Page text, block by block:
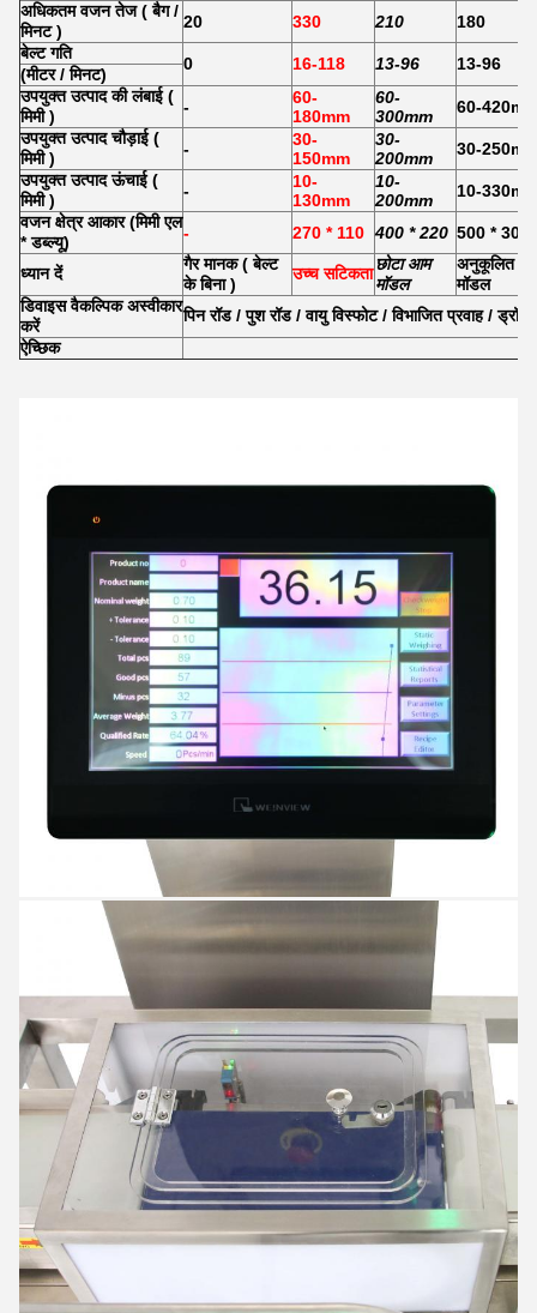
अधिकतम वजन तेज ( बैग /
मिनट ) 20 330 210
180
बेल्ट गति
0 16-118 13-96 13-96
(मीटर / मिनट)
उपयुक्त उत्पाद की लंबाई (
मिमी ) -
60-
180mm
60-
300mm
60-
उपयुक्त उत्पाद चौड़ाई (
मिमी ) -
30-
150mm
30-
200mm
30-
उपयुक्त उत्पाद ऊंचाई (
मिमी ) -
10-
130mm
10-
200mm
10-
वजन क्षेत्र आकार (मिमी एल
* डब्ल्यू)
- 270 * 110 400 * 220 500 * 300
ध्यान दें गैर मानक ( बेल्ट
के बिना )
उच्च सटिकताछोटा आम
मॉडल
अनुकूलित
मॉडल
डिवाइस वैकल्पिक अस्वीकार
करें
पिन रॉड / पुश रॉड / वायु विस्फोट / विभाजित प्रवाह /
ऐच्छिक